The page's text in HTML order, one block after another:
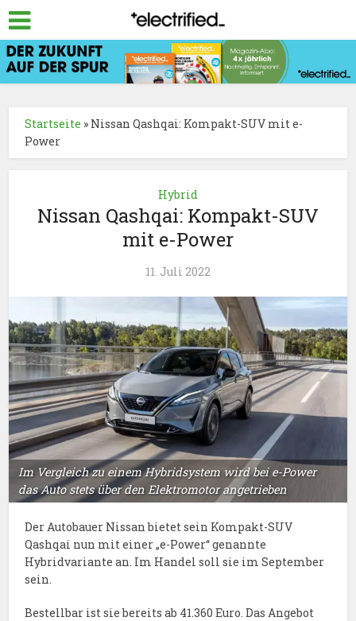
Startseite » Nissan Qashqai: Kompakt-SUV mit e-
Power
Hybrid
Nissan Qashqai: Kompakt-SUV
mit e-Power
11. Juli 2022
Im Vergleich zu einem Hybridsystem wird bei e-Power
das Auto stets über den Elektromotor angetrieben
Der Autobauer Nissan bietet sein Kompakt-SUV
Qashqai nun mit einer „e-Power“ genannte
Hybridvariante an. Im Handel soll sie im September
sein.
Bestellbar ist sie bereits ab 41.360 Euro. Das Angebot